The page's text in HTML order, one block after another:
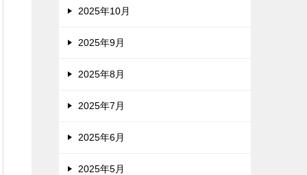
2025年10月
2025年9月
2025年8月
2025年7月
2025年6月
2025年5月